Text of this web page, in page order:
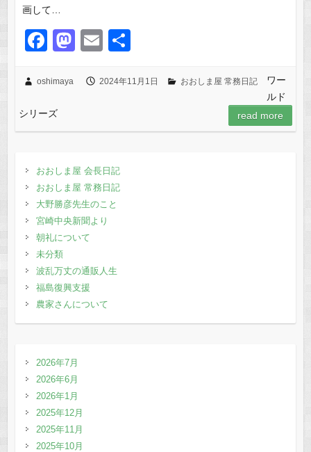
画して…
F
c
e
b
o
k
M
st
d
n
E
ail
oshimaya 2024年11月1日 おおしま屋 常務日記
ワー
ルド
シリーズ
read more
おおしま屋 会長日記
おおしま屋 常務日記
大野勝彦先生のこと
宮崎中央新聞より
朝礼について
未分類
波乱万丈の通販人生
福島復興支援
農家さんについて
2026年7月
2026年6月
2026年1月
2025年12月
2025年11月
2025年10月